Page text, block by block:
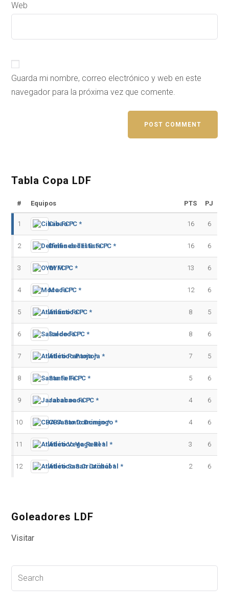
Web
Guarda mi nombre, correo electrónico y web en este
navegador para la próxima vez que comente.
Tabla Copa LDF
# Equipos PTS PJ
1 Cibao FC * 16 6
2 Delfines del Este FC * 16 6
3 OYM FC * 13 6
4 Moca FC * 12 6
5 Atlántico FC * 8 5
6 Salcedo FC * 8 6
7 Atlético Pantoja * 7 5
8 Santa Fe FC * 5 6
9 Jarabacoa FC * 4 6
10 CBA Santo Domingo * 4 6
11 Atlético Vega Real * 3 6
12 Atlético San Cristóbal * 2 6
Goleadores LDF
Visitar